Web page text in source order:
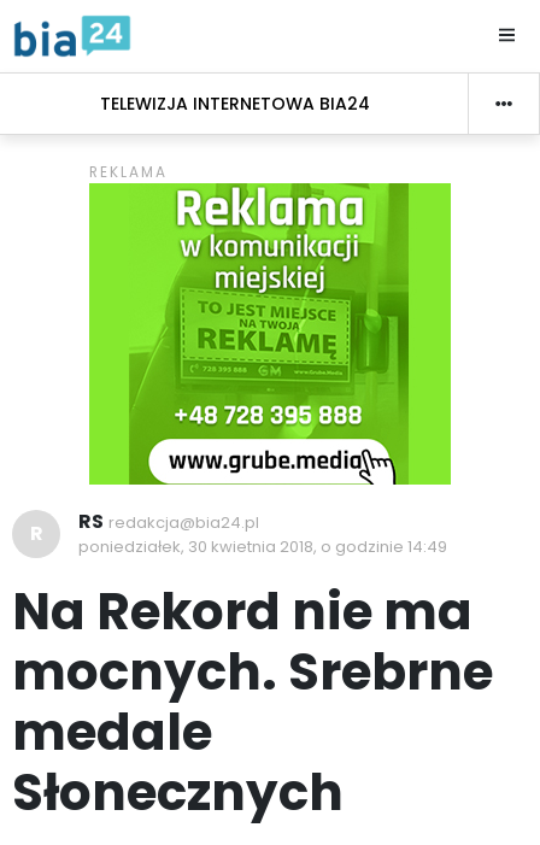
TELEWIZJA INTERNETOWA BIA24
R RS redakcja@bia24.pl
poniedziałek, 30 kwietnia 2018, o godzinie 14:49
Na Rekord nie ma
mocnych. Srebrne
medale
Słonecznych